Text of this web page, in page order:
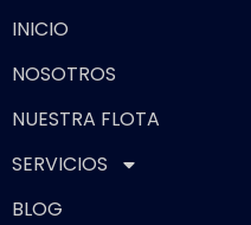
INICIO
NOSOTROS
NUESTRA FLOTA
SERVICIOS
BLOG